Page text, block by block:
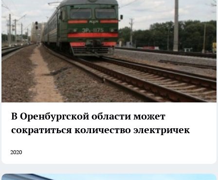
В Оренбургской области может
сократиться количество электричек
2020